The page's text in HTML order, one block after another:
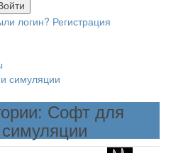
логин? Регистрация
симуляции
Софт для